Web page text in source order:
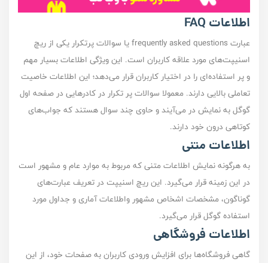
اطلاعات FAQ
عبارت frequently asked questions یا سوالات پرتکرار یکی از ریچ
اسنیپت‌های مورد علاقه کاربران است. این ویژگی اطلاعات بسیار مهم
و پر استفاده‌ای را در اختیار کاربران قرار می‌دهد؛ این اطلاعات خاصیت
تعاملی بالایی دارند. معمولا سوالات پر تکرار در کادر‌هایی در صفحه اول
گوگل به نمایش در می‌آیند و حاوی چند سوال هستند که جواب‌های
کوتاهی درون خود دارند.
اطلاعات متنی
به هرگونه نمایش اطلاعات متنی که مربوط به موارد عام و مشهور است
در این زمینه قرار می‌گیرد. این ریچ اسنیپت در تعریف عبارت‌های
گوناگون، مشخصات اشخاص مشهور واطلاعات آماری و جداول مورد
استفاده گوگل قرار می‌گیرد.
اطلاعات فروشگاهی
گاهی فروشگاه‌ها برای افزایش ورودی کاربران به صفحات خود، از این